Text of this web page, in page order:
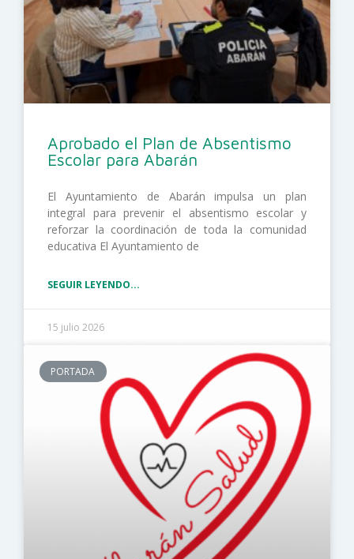
Aprobado el Plan de Absentismo
Escolar para Abarán
El Ayuntamiento de Abarán impulsa un plan
integral para prevenir el absentismo escolar y
reforzar la coordinación de toda la comunidad
educativa El Ayuntamiento de
SEGUIR LEYENDO...
15 julio 2026
PORTADA